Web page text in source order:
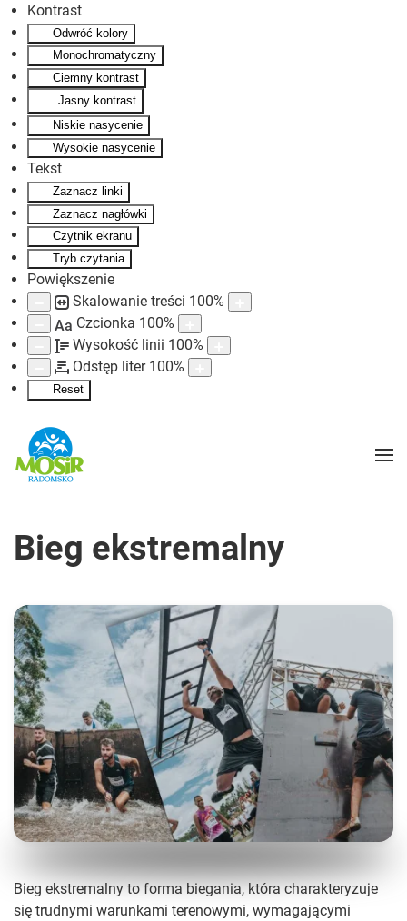
Kontrast
Odwróć kolory
Monochromatyczny
Ciemny kontrast
Jasny kontrast
Niskie nasycenie
Wysokie nasycenie
Tekst
Zaznacz linki
Zaznacz nagłówki
Czytnik ekranu
Tryb czytania
Powiększenie
Skalowanie treści 100%
Aa Czcionka 100%
Wysokość linii 100%
Odstęp liter 100%
Reset
Skip to main content
Bieg ekstremalny
Bieg ekstremalny to forma biegania, która charakteryzuje
się trudnymi warunkami terenowymi, wymagającymi